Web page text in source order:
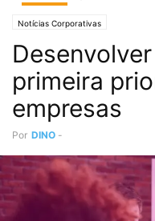
Notícias Corporativas
primeira
empresas
Por DINO -